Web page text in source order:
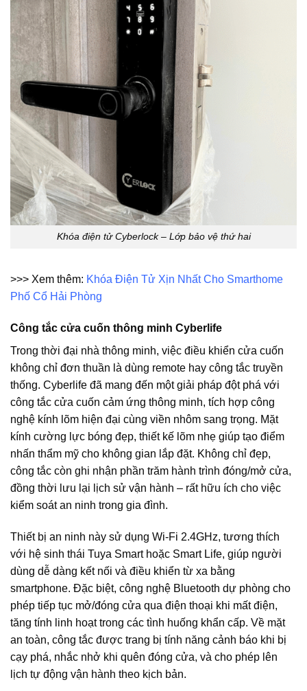
Khóa điện tử Cyberlock – Lớp bảo vệ thứ hai
>>> Xem thêm: Khóa Điện Tử Xịn Nhất Cho Smarthome
Phố Cổ Hải Phòng
Công tắc cửa cuốn thông minh Cyberlife
Trong thời đại nhà thông minh, việc điều khiển cửa cuốn
không chỉ đơn thuần là dùng remote hay công tắc truyền
thống. Cyberlife đã mang đến một giải pháp đột phá với
công tắc cửa cuốn cảm ứng thông minh, tích hợp công
nghệ kính lõm hiện đại cùng viền nhôm sang trọng. Mặt
kính cường lực bóng đẹp, thiết kế lõm nhẹ giúp tạo điểm
nhấn thẩm mỹ cho không gian lắp đặt. Không chỉ đẹp,
công tắc còn ghi nhận phần trăm hành trình đóng/mở cửa,
đồng thời lưu lại lịch sử vận hành – rất hữu ích cho việc
kiểm soát an ninh trong gia đình.
Thiết bị an ninh này sử dụng Wi-Fi 2.4GHz, tương thích
với hệ sinh thái Tuya Smart hoặc Smart Life, giúp người
dùng dễ dàng kết nối và điều khiển từ xa bằng
smartphone. Đặc biệt, công nghệ Bluetooth dự phòng cho
phép tiếp tục mở/đóng cửa qua điện thoại khi mất điện,
tăng tính linh hoạt trong các tình huống khẩn cấp. Về mặt
an toàn, công tắc được trang bị tính năng cảnh báo khi bị
cạy phá, nhắc nhở khi quên đóng cửa, và cho phép lên
lịch tự động vận hành theo kịch bản.